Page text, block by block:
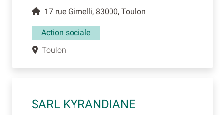
17 rue Gimelli, 83000, Toulon
Action sociale
Toulon
SARL KYRANDIANE